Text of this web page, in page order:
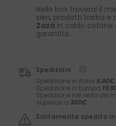
Nelle box troverai il
sieri, prodotti barba
Zazà in caldo cotone
garantito.
Spedizioni
Spedizione in Italia 5,90€
Spedizione in Europa
Spedizione nel resto del
superiori a 300€
Solitamente spedito